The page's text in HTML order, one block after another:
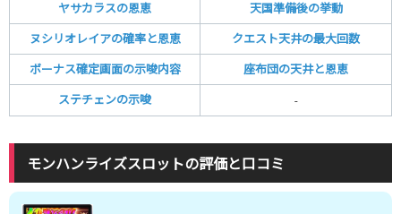
ヤサカラスの恩恵 天国準備後の挙動
ヌシリオレイアの確率と恩恵 クエスト天井の最大回数
ボーナス確定画面の示唆内容 座布団の天井と恩恵
ステチェンの示唆 -
モンハンライズスロットの評価と口コミ